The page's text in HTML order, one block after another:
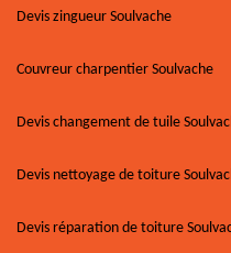
Devis zingueur Soulvache
Couvreur charpentier Soulvache
Devis changement de tuile
Devis nettoyage de toiture
Devis réparation de toiture